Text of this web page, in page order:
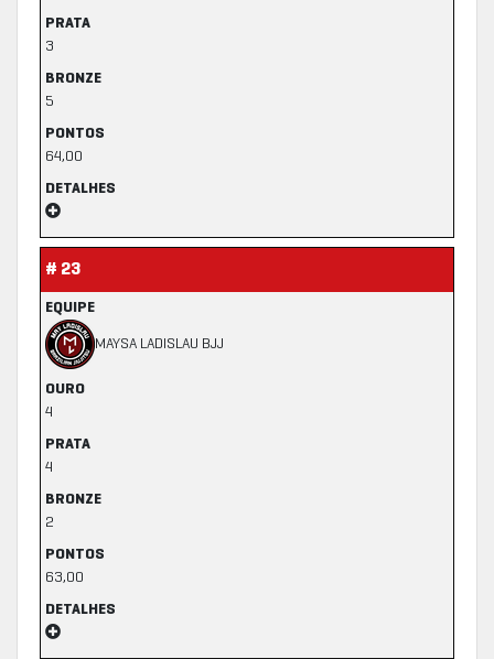
PRATA
3
BRONZE
5
PONTOS
64,00
DETALHES
# 23
EQUIPE
MAYSA LADISLAU BJJ
OURO
4
PRATA
4
BRONZE
2
PONTOS
63,00
DETALHES